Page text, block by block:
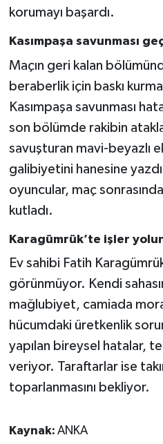
korumayı başardı.
Kasımpaşa savunması
Maçın geri kalan
beraberlik için baskı
Kasımpaşa savunması
son bölümde rakibin
savuşturan mavi-beyazlı
galibiyetini hanesine
oyuncular, maç
kutladı.
Karagümrük’te işler
Ev sahibi Fatih
görünmüyor. Kendi
mağlubiyet, camiada
hücumdaki üretkenlik
yapılan bireysel hatalar,
veriyor. Taraftarlar ise
toparlanmasını bekliyor.
Kaynak: ANKA